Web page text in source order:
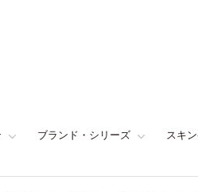
ブランド・シリーズ スキ